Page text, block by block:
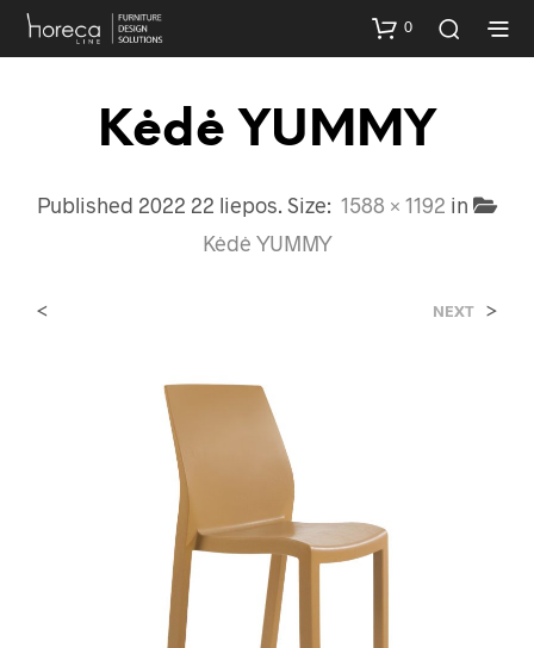
0
Kėdė YUMMY
Published 2022 22 liepos. Size: 1588 × 1192 in
Kėdė YUMMY
< NEXT >